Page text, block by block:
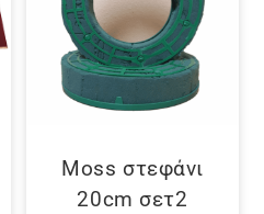
μπορούν
να
στη
του
Moss στεφάνι
20cm σετ2